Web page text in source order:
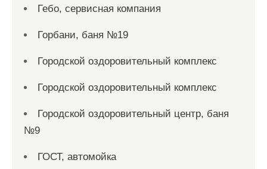
Гебо, сервисная компания
Горбани, баня №19
Городской оздоровительный комплекс
Городской оздоровительный комплекс
Городской оздоровительный центр, баня
№9
ГОСТ, автомойка